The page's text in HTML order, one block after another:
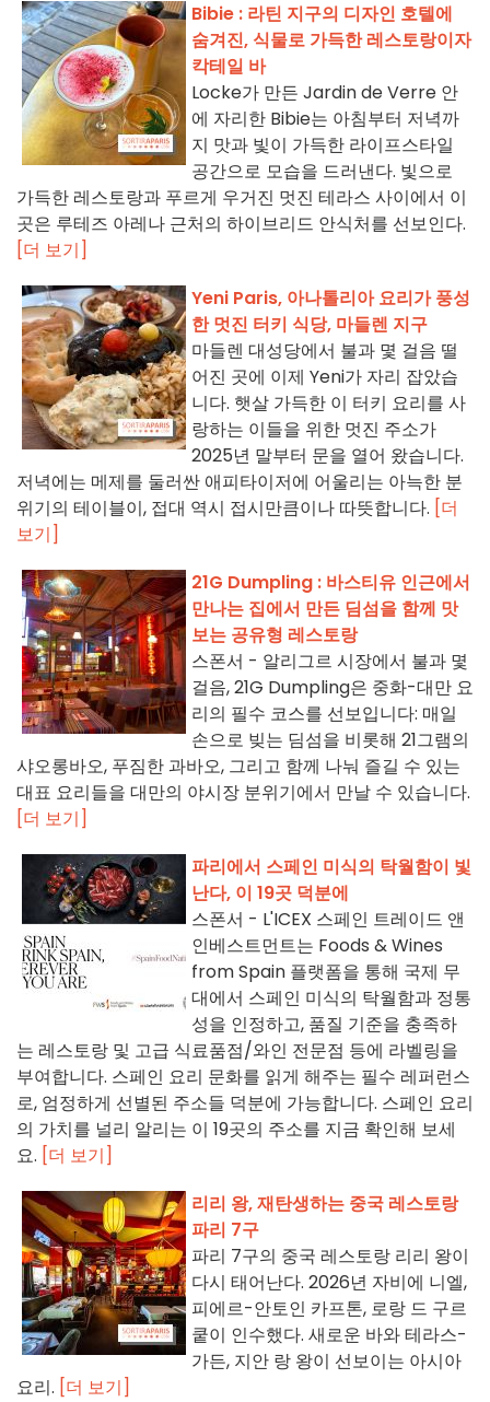
Bibie : 라틴 지구의 디자인 호텔에
숨겨진, 식물로 가득한 레스토랑이자
칵테일 바
Locke가 만든 Jardin de Verre 안
에 자리한 Bibie는 아침부터 저녁까
지 맛과 빛이 가득한 라이프스타일
공간으로 모습을 드러낸다. 빛으로
가득한 레스토랑과 푸르게 우거진 멋진 테라스 사이에서 이
곳은 루테즈 아레나 근처의 하이브리드 안식처를 선보인다.
[더 보기]
Yeni Paris, 아나톨리아 요리가 풍성
한 멋진 터키 식당, 마들렌 지구
마들렌 대성당에서 불과 몇 걸음 떨
어진 곳에 이제 Yeni가 자리 잡았습
니다. 햇살 가득한 이 터키 요리를 사
랑하는 이들을 위한 멋진 주소가
2025년 말부터 문을 열어 왔습니다.
저녁에는 메제를 둘러싼 애피타이저에 어울리는 아늑한 분
위기의 테이블이, 접대 역시 접시만큼이나 따뜻합니다. [더
보기]
21G Dumpling : 바스티유 인근에서
만나는 집에서 만든 딤섬을 함께 맛
보는 공유형 레스토랑
스폰서 - 알리그르 시장에서 불과 몇
걸음, 21G Dumpling은 중화-대만 요
리의 필수 코스를 선보입니다: 매일
손으로 빚는 딤섬을 비롯해 21그램의
샤오롱바오, 푸짐한 과바오, 그리고 함께 나눠 즐길 수 있는
대표 요리들을 대만의 야시장 분위기에서 만날 수 있습니다.
[더 보기]
파리에서 스페인 미식의 탁월함이 빛
난다, 이 19곳 덕분에
스폰서 - L'ICEX 스페인 트레이드 앤
인베스트먼트는 Foods & Wines
from Spain 플랫폼을 통해 국제 무
대에서 스페인 미식의 탁월함과 정통
성을 인정하고, 품질 기준을 충족하
는 레스토랑 및 고급 식료품점/와인 전문점 등에 라벨링을
부여합니다. 스페인 요리 문화를 읽게 해주는 필수 레퍼런스
로, 엄정하게 선별된 주소들 덕분에 가능합니다. 스페인 요리
의 가치를 널리 알리는 이 19곳의 주소를 지금 확인해 보세
요. [더 보기]
리리 왕, 재탄생하는 중국 레스토랑
파리 7구
파리 7구의 중국 레스토랑 리리 왕이
다시 태어난다. 2026년 자비에 니엘,
피에르-안토인 카프톤, 로랑 드 구르
쿹이 인수했다. 새로운 바와 테라스-
가든, 지안 랑 왕이 선보이는 아시아
요리. [더 보기]